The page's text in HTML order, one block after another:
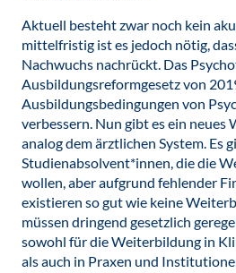
Aktuell besteht zwar noch kein
mittelfristig ist es jedoch nötig,
Nachwuchs nachrückt. Das
Ausbildungsreformgesetz von
Ausbildungsbedingungen von
verbessern. Nun gibt es ein
analog dem ärztlichen System. Es
Studienabsolvent*innen, die die
wollen, aber aufgrund fehlender
existieren so gut wie keine
müssen dringend gesetzlich
sowohl für die Weiterbildung in
als auch in Praxen und